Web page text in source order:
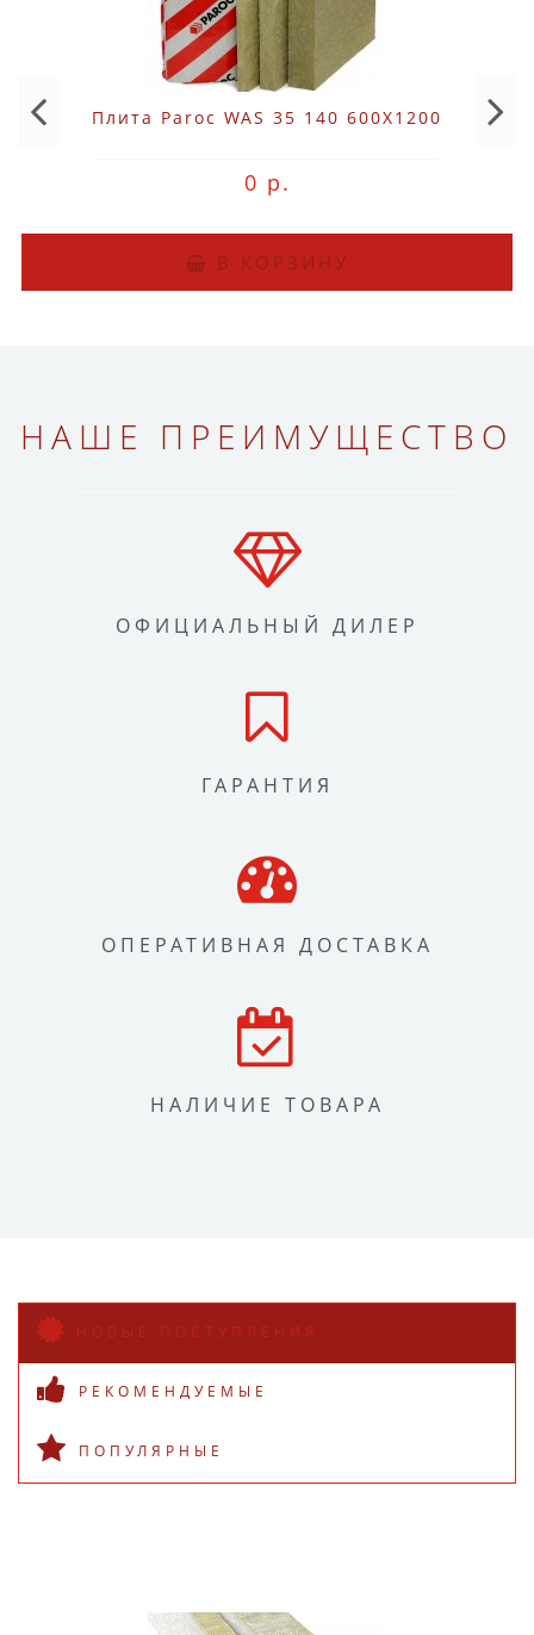
Плита Paroc WAS 35 140 600X1200
0 р.
В КОРЗИНУ
НАШЕ ПРЕИМУЩЕСТВО
ОФИЦИАЛЬНЫЙ ДИЛЕР
ГАРАНТИЯ
ОПЕРАТИВНАЯ ДОСТАВКА
НАЛИЧИЕ ТОВАРА
НОВЫЕ ПОСТУПЛЕНИЯ
РЕКОМЕНДУЕМЫЕ
ПОПУЛЯРНЫЕ